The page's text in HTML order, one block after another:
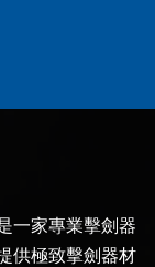
一家專業擊劍器
供極致擊劍器材